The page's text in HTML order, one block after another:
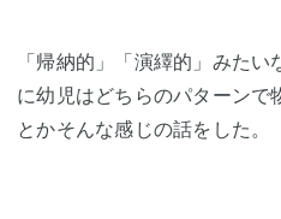
「帰納的」「演繹的」みた
に幼児はどちらのパターンで
とかそんな感じの話をした。